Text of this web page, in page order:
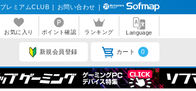
プレミアムCLUB お問い合わせ
お気に入り ポイント確認 ランキング Language
新規会員登録 カート 0